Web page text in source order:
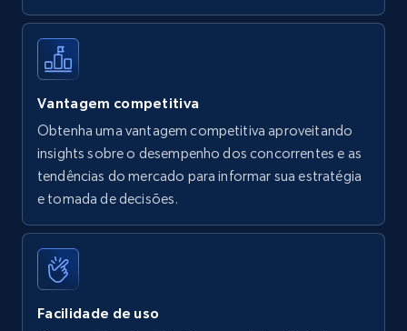
Specifications, Image urls, Top reviews, and
more.
5.6K+ 874+
Walmart - products - Find new products by
using specific category URL
URL, Final price, Sku, Currency, Gtin,
Specifications, Image urls, Top reviews, and
more.
Vantagem competitiva
Obtenha uma vantagem competitiva aproveitando
insights sobre o desempenho dos concorrentes e as
tendências do mercado para informar sua estratégia
e tomada de decisões.
Facilidade de uso